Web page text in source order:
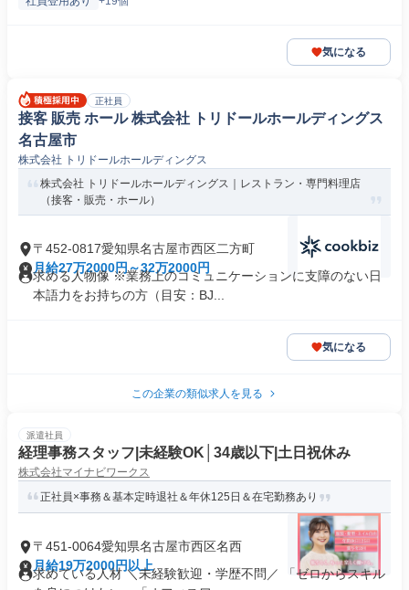
気になる
正社員
接客 販売 ホール 株式会社 トリドールホールディングス
名古屋市
株式会社 トリドールホールディングス
株式会社 トリドールホールディングス｜レストラン・専門料理店
（接客・販売・ホール）
〒452-0817愛知県名古屋市西区二方町
月給27万2000円～32万2000円
求める人物像 ※業務上のコミュニケーションに支障のない日
本語力をお持ちの方（目安：BJ...
気になる
この企業の類似求人を見る
派遣社員
経理事務スタッフ|未経験OK│34歳以下|土日祝休み
株式会社マイナビワークス
正社員×事務＆基本定時退社＆年休125日＆在宅勤務あり
〒451-0064愛知県名古屋市西区名西
月給19万2000円以上
求めている人材 ＼未経験歓迎・学歴不問／ 「ゼロからスキル